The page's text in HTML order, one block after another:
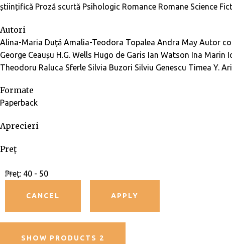
științifică Proză scurtă Psihologic Romance Romane Science
Autori
Alina-Maria Duță Amalia-Teodora Topalea Andra May Autor
George Ceaușu H.G. Wells Hugo de Garis Ian Watson Ina Marin
Theodoru Raluca Sferle Silvia Buzori Silviu Genescu Timea Y.
Formate
Paperback
Aprecieri
Preț
40
Preț: 40 - 50
SHOW PRODUCTS 2